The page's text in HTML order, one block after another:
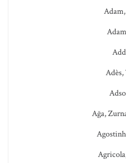
Ağa,